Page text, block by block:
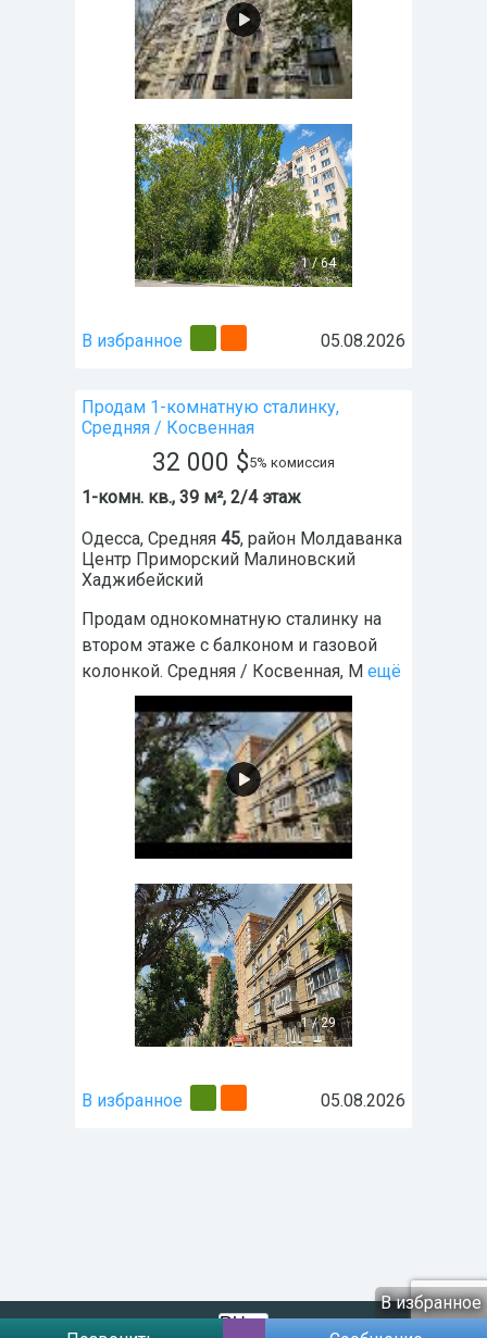
В избранное
1/64
В избранное 05.08.2026
Продам 1-комнатную сталинку,
Средняя / Косвенная
32 000 $5% комиссия
1-комн. кв., 39 м², 2/4 этаж
Одесса, Средняя 45, район Молдаванка
Центр Приморский Малиновский
Хаджибейский
Продам однокомнатную сталинку на
втором этаже с балконом и газовой
колонкой. Средняя / Косвенная, М ещё
1/29
В избранное 05.08.2026